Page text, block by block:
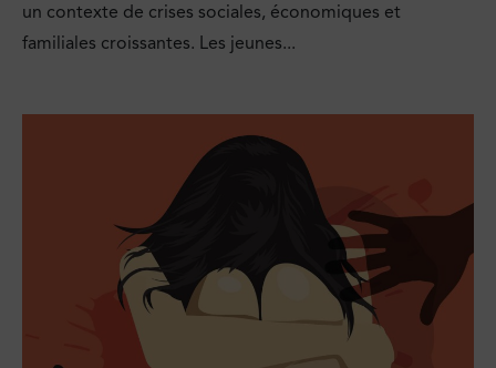
un contexte de crises sociales, économiques et
familiales croissantes. Les jeunes...